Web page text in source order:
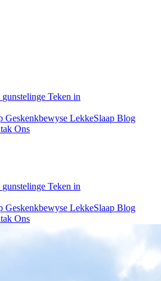
gunstelinge Teken in
Geskenkbewyse LekkeSlaap Blog
Ons
gunstelinge Teken in
Geskenkbewyse LekkeSlaap Blog
Ons